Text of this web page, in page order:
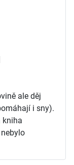
ale děj
i sny).
kniha